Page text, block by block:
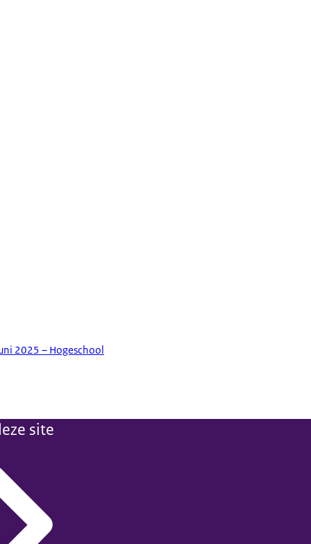
2025 – Hogeschool
site